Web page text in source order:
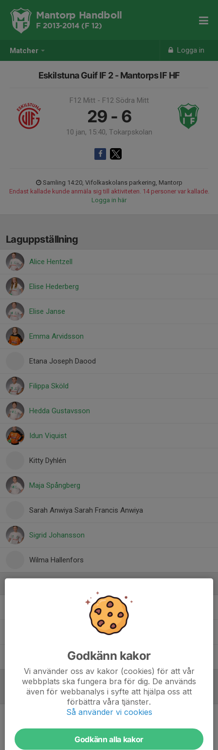
Matcher Logga in
Mantorp Handboll
F 2013-2014 (F 12)
Eskilstuna Guif IF 2 - Mantorps IF HF
F12 Mitt - F12 Södra Mitt
29 - 6
10 jan, 15:40, Tokarpskolan
Samling 14:20, Vifolkaskolans parkering, Mantorp
Endast kallade kunde anmäla sig till aktiviteten. 14 personer var kallade.
Logga in här
Laguppställning
Alice Hentzell
Elise Hederberg
Elise Janse
Emma Arvidsson
Etana Joseph Daood
Filippa Sköld
Hedda Gustavsson
Idun Viquist
Kitty Dyhlén
Maja Spångberg
Sarah Anwiya Sarah Francis Anwiya
Sigrid Johansson
Wilma Hallenfors
Christoffer Viquist Tränare
Tränare
Sara SpångbergTränare
Referat
Inget referat skrivet
Godkänn kakor
Vi använder oss av kakor (cookies) för att vår
webbplats ska fungera bra för dig. De används
även för webbanalys i syfte att hjälpa oss att
förbättra våra tjänster.
Så använder vi cookies
Godkänn alla kakor